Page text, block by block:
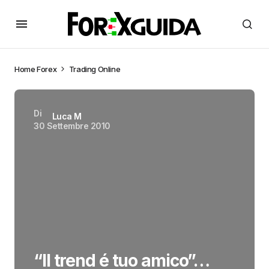
HomeForex Trading Online
Di
Luca M
30 Settembre 2010
“Il trend é tuo amico”…